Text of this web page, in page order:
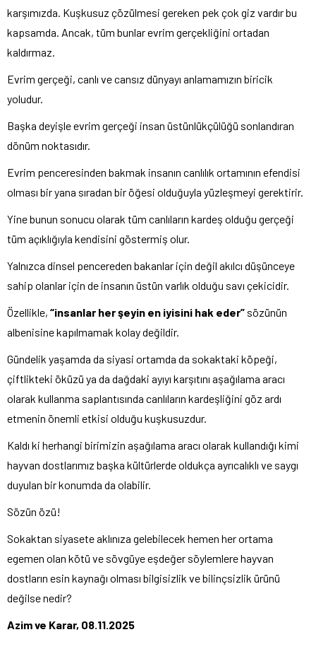
karşımızda. Kuşkusuz çözülmesi gereken pek çok giz vardır bu
kapsamda. Ancak, tüm bunlar evrim gerçekliğini ortadan
kaldırmaz.
Evrim gerçeği, canlı ve cansız dünyayı anlamamızın biricik
yoludur.
Başka deyişle evrim gerçeği insan üstünlükçülüğü sonlandıran
dönüm noktasıdır.
Evrim penceresinden bakmak insanın canlılık ortamının efendisi
olması bir yana sıradan bir öğesi olduğuyla yüzleşmeyi gerektirir.
Yine bunun sonucu olarak tüm canlıların kardeş olduğu gerçeği
tüm açıklığıyla kendisini göstermiş olur.
Yalnızca dinsel pencereden bakanlar için değil akılcı düşünceye
sahip olanlar için de insanın üstün varlık olduğu savı çekicidir.
Özellikle, “insanlar her şeyin en iyisini hak eder” sözünün
albenisine kapılmamak kolay değildir.
Gündelik yaşamda da siyasi ortamda da sokaktaki köpeği,
çiftlikteki öküzü ya da dağdaki ayıyı karşıtını aşağılama aracı
olarak kullanma saplantısında canlıların kardeşliğini göz ardı
etmenin önemli etkisi olduğu kuşkusuzdur.
Kaldı ki herhangi birimizin aşağılama aracı olarak kullandığı kimi
hayvan dostlarımız başka kültürlerde oldukça ayrıcalıklı ve saygı
duyulan bir konumda da olabilir.
Sözün özü!
Sokaktan siyasete aklınıza gelebilecek hemen her ortama
egemen olan kötü ve sövgüye eşdeğer söylemlere hayvan
dostların esin kaynağı olması bilgisizlik ve bilinçsizlik ürünü
değilse nedir?
Azim ve Karar, 08.11.2025